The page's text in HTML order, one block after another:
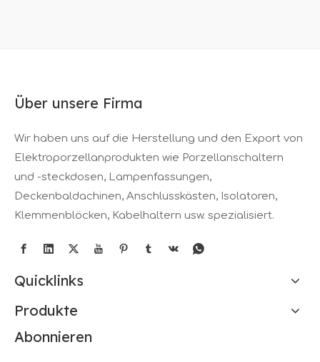
Über unsere Firma
Wir haben uns auf die Herstellung und den Export von
Elektroporzellanprodukten wie Porzellanschaltern
und -steckdosen, Lampenfassungen,
Deckenbaldachinen, Anschlusskästen, Isolatoren,
Klemmenblöcken, Kabelhaltern usw. spezialisiert.
Quicklinks
Produkte
Abonnieren